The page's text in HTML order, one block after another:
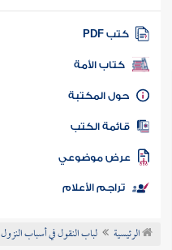
كتب PDF
كتاب الأمة
المكتبة
الكتب
موضوعي
تراجم الأعلام
الرئيسية لباب النقول في أسباب النزول